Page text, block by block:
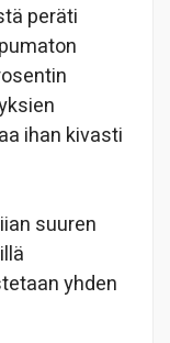
peräti
ihan kivasti
suuren
yhden